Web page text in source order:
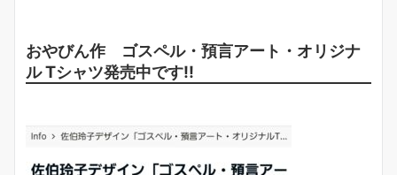
おやびん作 ゴスペル・預言アート・オリジナ
ル Tシャツ発売中です!!